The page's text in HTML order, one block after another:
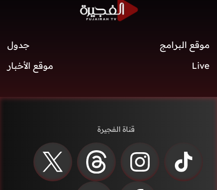
موقع البرامج
جدول
Live
موقع الأخبار
قناة الفجيرة